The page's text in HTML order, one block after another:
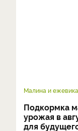
Малина и ежевика
Подкормка
урожая в
для